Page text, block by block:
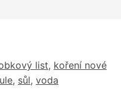
list, koření nové
, sůl, voda